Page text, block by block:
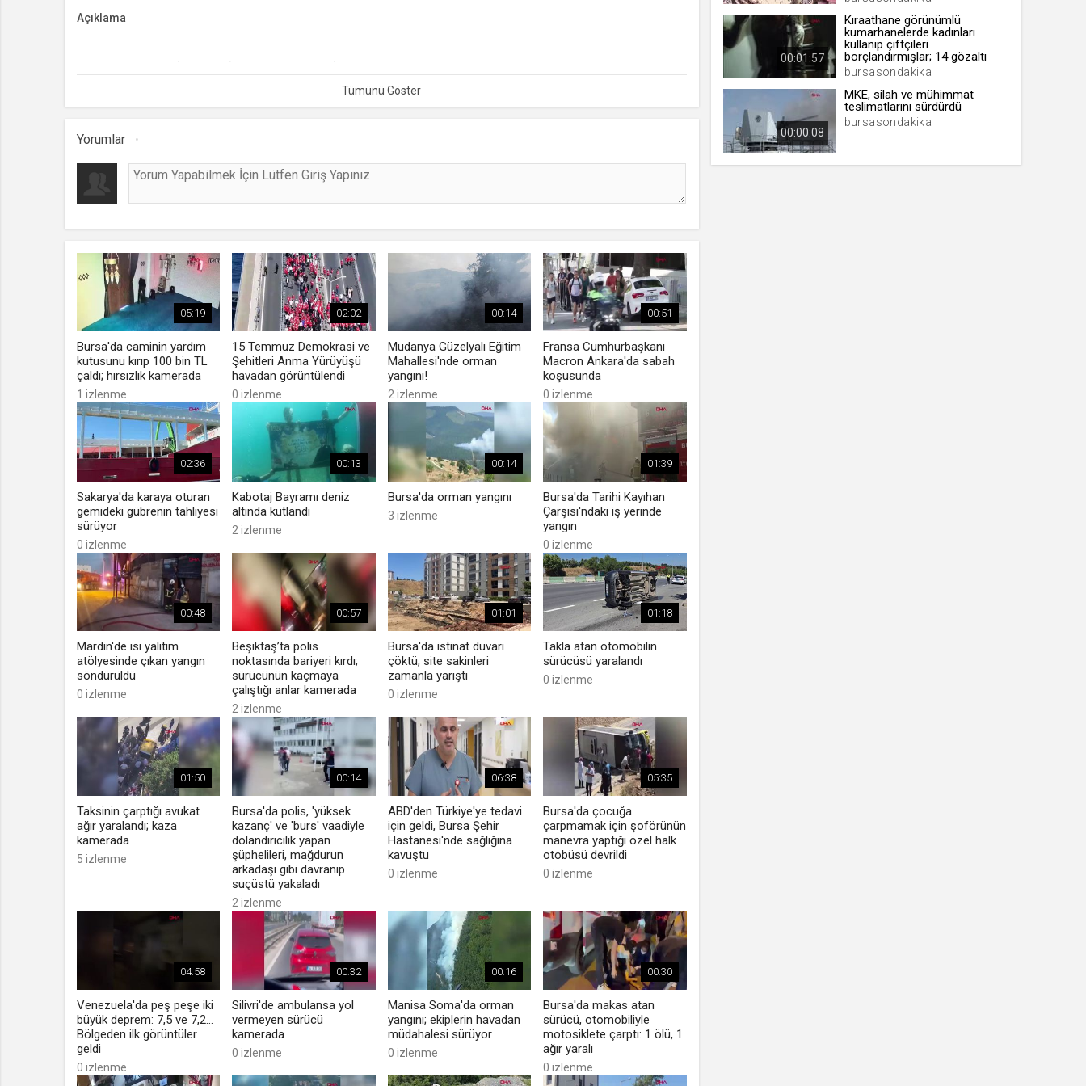
Açıklama
konuşlanan savaş gemisi USS Abraham Lincoln'e füze saldırısı gerçekleştirdiklerini duyurdu.
Yorumlar
05:19
Bursa'da caminin yardım
kutusunu kırıp 100 bin TL
çaldı; hırsızlık kamerada
1 izlenme
02:02
15 Temmuz Demokrasi ve
Şehitleri Anma Yürüyüşü
havadan görüntülendi
0 izlenme
00:14
Mudanya Güzelyalı Eğitim
Mahallesi'nde orman
yangını!
2 izlenme
00:51
Fransa Cumhurbaşkanı
Macron Ankara'da sabah
koşusunda
0 izlenme
02:36
Sakarya'da karaya oturan
gemideki gübrenin tahliyesi
sürüyor
0 izlenme
00:13
Kabotaj Bayramı deniz
altında kutlandı
2 izlenme
00:14
Bursa'da orman yangını
3 izlenme
01:39
Bursa'da Tarihi Kayıhan
Çarşısı'ndaki iş yerinde
yangın
0 izlenme
00:48
Mardin'de ısı yalıtım
atölyesinde çıkan yangın
söndürüldü
0 izlenme
00:57
Beşiktaş’ta polis
noktasında bariyeri kırdı;
sürücünün kaçmaya
çalıştığı anlar kamerada
2 izlenme
01:01
Bursa'da istinat duvarı
çöktü, site sakinleri
zamanla yarıştı
0 izlenme
01:18
Takla atan otomobilin
sürücüsü yaralandı
0 izlenme
01:50
Taksinin çarptığı avukat
ağır yaralandı; kaza
kamerada
5 izlenme
00:14
Bursa'da polis, 'yüksek
kazanç' ve 'burs' vaadiyle
dolandırıcılık yapan
şüphelileri, mağdurun
arkadaşı gibi davranıp
suçüstü yakaladı
2 izlenme
06:38
ABD'den Türkiye'ye tedavi
için geldi, Bursa Şehir
Hastanesi'nde sağlığına
kavuştu
0 izlenme
05:35
Bursa'da çocuğa
çarpmamak için şoförünün
manevra yaptığı özel halk
otobüsü devrildi
0 izlenme
04:58
Venezuela'da peş peşe iki
büyük deprem: 7,5 ve 7,2...
Bölgeden ilk görüntüler
geldi
0 izlenme
00:32
Silivri'de ambulansa yol
vermeyen sürücü
kamerada
0 izlenme
00:16
Manisa Soma'da orman
yangını; ekiplerin havadan
müdahalesi sürüyor
0 izlenme
00:30
Bursa'da makas atan
sürücü, otomobiliyle
motosiklete çarptı: 1 ölü, 1
ağır yaralı
0 izlenme
00:01:57
Kıraathane görünümlü
kumarhanelerde kadınları
kullanıp çiftçileri
borçlandırmışlar; 14 gözaltı
bursasondakika
00:00:08
MKE, silah ve mühimmat
teslimatlarını sürdürdü
bursasondakika